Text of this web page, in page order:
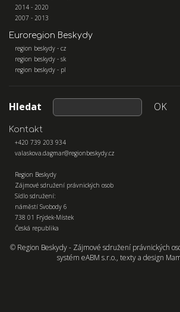
2014 - 2020
2007 - 2013
Euroregion Beskydy
region beskydy - cz
region beskydy - sk
region beskydy - pl
Hledat OK
Kontakt
+420 739 203 934
valaskova.dagmar@regionbeskydy.cz
Region Beskydy
Zájmové sdružení právnických osob
Sídlo sdružení:
náměstí Svobody 6
738 01 Frýdek-Místek
Česká republika
© Region Beskydy - Zájmové sdružení právnických
systém eABM s.r.o., texty a design